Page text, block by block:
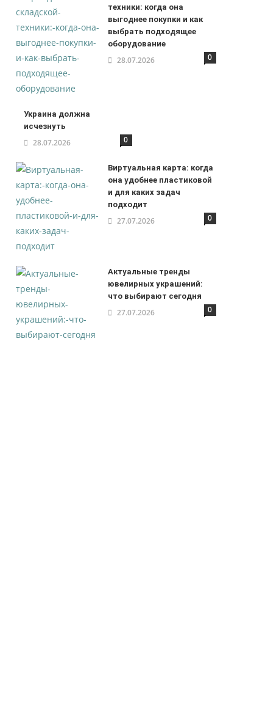
техники: когда она
выгоднее покупки и как
выбрать подходящее
оборудование
28.07.2026 0
Украина должна
исчезнуть
28.07.2026 0
Виртуальная карта: когда
она удобнее пластиковой
и для каких задач
подходит
27.07.2026 0
Актуальные тренды
ювелирных украшений:
что выбирают сегодня
27.07.2026 0